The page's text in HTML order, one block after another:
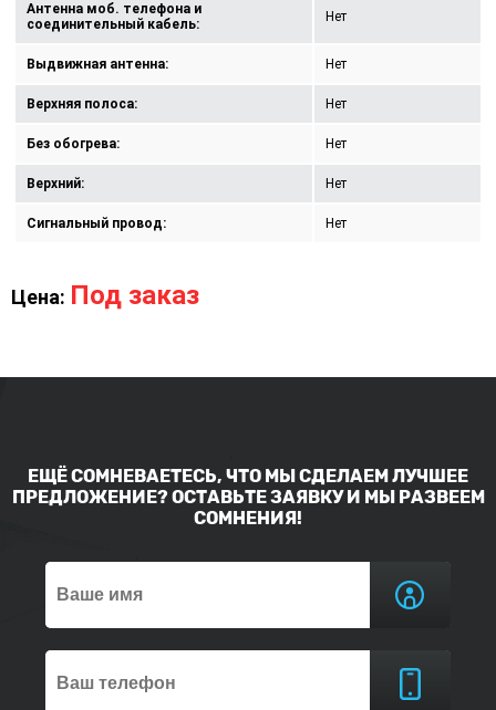
Антенна моб. телефона и
соединительный кабель:
Нет
Выдвижная антенна: Нет
Верхняя полоса: Нет
Без обогрева: Нет
Верхний: Нет
Сигнальный провод: Нет
Цена: Под заказ
ЕЩЁ СОМНЕВАЕТЕСЬ, ЧТО МЫ СДЕЛАЕМ ЛУЧШЕЕ
ПРЕДЛОЖЕНИЕ? ОСТАВЬТЕ ЗАЯВКУ И МЫ РАЗВЕЕМ
СОМНЕНИЯ!